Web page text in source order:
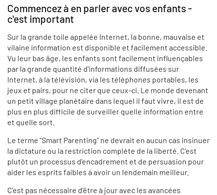
Commencez à en parler avec vos enfants -
c'est important
Sur la grande toile appelée Internet, la bonne, mauvaise et
vilaine information est disponible et facilement accessible.
Vu leur bas âge, les enfants sont facilement influençables
par la grande quantité d'informations diffusées sur
Internet, à la télévision, via les téléphones portables, les
jeux et pairs, pour ne citer que ceux-ci. Le monde devenant
un petit village planétaire dans lequel il faut vivre, il est de
plus en plus difficile de surveiller quelle information entre
et quelle sort.
Le terme "Smart Parenting” ne devrait en aucun cas insinuer
la dictature ou la restriction complète de la liberté. C'est
plutôt un processus d'encadrement et de persuasion pour
aider les esprits faibles à avoir un lendemain meilleur.
C'est pas nécessaire d'être à jour avec les avancées